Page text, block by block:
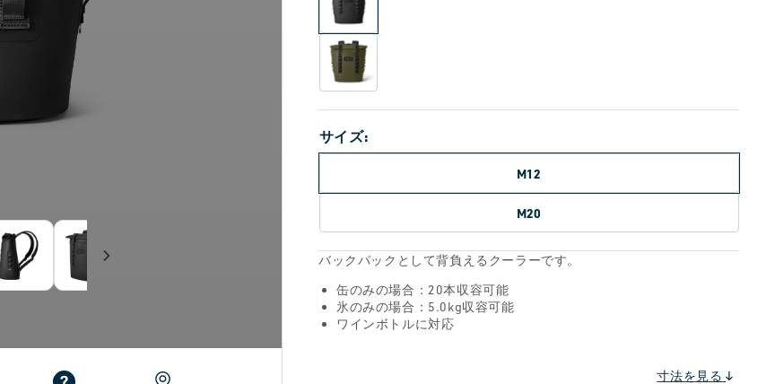
サイズ:
M12
M20
バックパックとして背負えるクーラーです。
缶のみの場合：20本収容可能
氷のみの場合：5.0kg収容可能
ワインボトルに対応
寸法を見る